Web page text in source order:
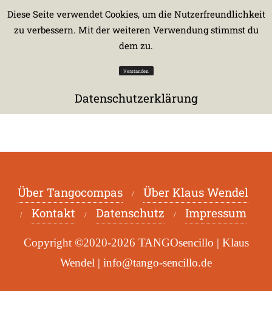
Registrieren
Über Tangocompas
Über Klaus Wendel
Kontakt
Datenschutz Impressum
Copyright ©2020-2026 TANGOsencillo | Klaus
Wendel | info@tango-sencillo.de
Diese Seite verwendet Cookies, um die Nutzerfreundlichkeit
zu verbessern. Mit der weiteren Verwendung stimmst du
dem zu.
Verstanden
Datenschutzerklärung